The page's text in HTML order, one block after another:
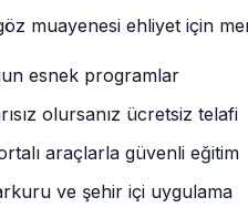
muayenesi ehliyet için
esnek programlar
olursanız ücretsiz telafi
araçlarla güvenli eğitim
ve şehir içi uygulama